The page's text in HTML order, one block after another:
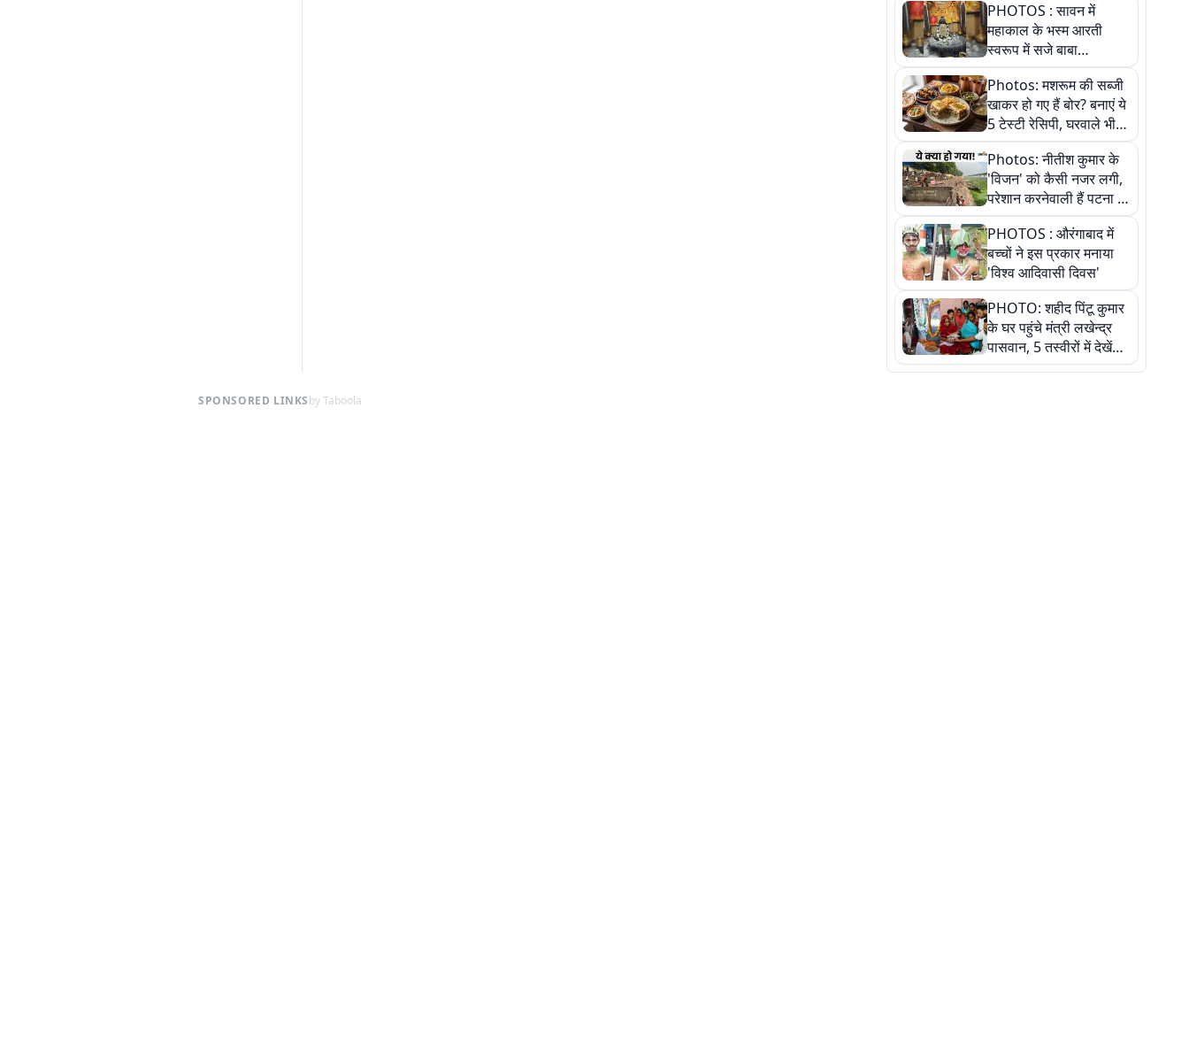
PHOTOS : सावन में
महाकाल के भस्म आरती
स्वरूप में सजे बाबा
औघड़दानी, तस्वीरों में करें
अद्भुत दर्शन
Photos: मशरूम की सब्जी
खाकर हो गए हैं बोर? बनाएं ये
5 टेस्टी रेसिपी, घरवाले भी
मांगेंगे बार-बार
Photos: नीतीश कुमार के
'विजन' को कैसी नजर लगी,
परेशान करनेवाली हैं पटना में
गंगा घाट की ये 11 तस्वीरें
PHOTOS : औरंगाबाद में
बच्चों ने इस प्रकार मनाया
'विश्व आदिवासी दिवस'
PHOTO: शहीद पिंटू कुमार
के घर पहुंचे मंत्री लखेन्द्र
पासवान, 5 तस्वीरों में देखें
उस भावुक पल की पूरी
SPONSORED LINKSby Taboola